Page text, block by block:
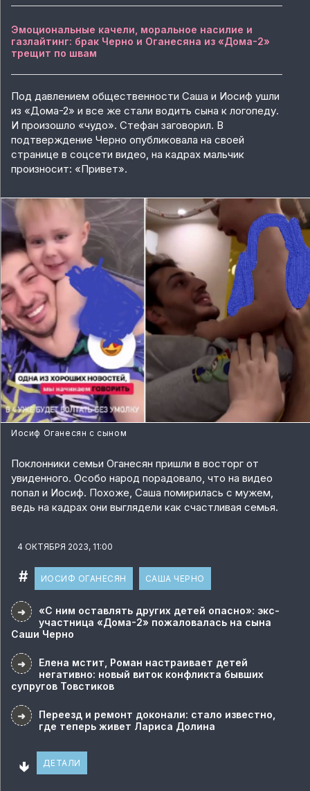
Эмоциональные качели, моральное насилие и
газлайтинг: брак Черно и Оганесяна из «Дома-2»
трещит по швам
Под давлением общественности Саша и Иосиф ушли
из «Дома-2» и все же стали водить сына к логопеду.
И произошло «чудо». Стефан заговорил. В
подтверждение Черно опубликовала на своей
странице в соцсети видео, на кадрах мальчик
произносит: «Привет».
Иосиф Оганесян с сыном
Поклонники семьи Оганесян пришли в восторг от
увиденного. Особо народ порадовало, что на видео
попал и Иосиф. Похоже, Саша помирилась с мужем,
ведь на кадрах они выглядели как счастливая семья.
4 ОКТЯБРЯ 2023, 11:00
# ИОСИФ ОГАНЕСЯН САША ЧЕРНО
➜
«С ним оставлять других детей опасно»: экс-
участница «Дома-2» пожаловалась на сына
Саши Черно
➜
Елена мстит, Роман настраивает детей
негативно: новый виток конфликта бывших
супругов Товстиков
➜
Переезд и ремонт доконали: стало известно,
где теперь живет Лариса Долина
🢃 ДЕТАЛИ